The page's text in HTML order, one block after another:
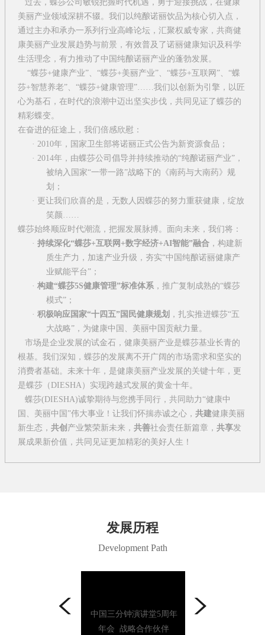
过去，蝶莎公司敏锐把握时代机遇，勇于迎接挑战，在健康
美丽产业领域深耕不辍。我们以纯酿诺丽饮品为核心切入点，
通过主办和承办一系列行业高峰论坛，汇聚权威专家，共商健
康美丽产业发展趋势与前景，有效普及了诺丽健康知识及科学
生活理念，有力推动了中国纯酿诺丽产业的蓬勃发展。
“蝶莎+健康产业”、 “蝶莎+美丽产业”、 “蝶莎+ 互联网 ”、 “蝶
莎+智慧养老”、 “蝶莎+健康管理”……我们以创新为引擎，以匠
心为基石，在时代的浪潮中迈出坚实步伐，共同见证了蝶莎的
精彩蝶变。
在奋进的征途上，我们倍感欣慰：
· 2010年，国家卫生部将诺丽正式公告为新资源食品；
· 2014年，由蝶莎公司倡导并持续推动的“纯酿诺丽产业” ，
被纳入国家“一带一路”战略下的《南药与大南药》规
划；
· 更让我们欣喜的是，无数人因蝶莎的努力重获健康，绽放
笑颜……
蝶莎始终顺应时代潮流，把握发展脉搏。面向未来，我们将：
·持续深化“蝶莎+互联网 +数字经济+AI智能”融合 ，构建新
质生产力，加速产业升级，夯实“中国纯酿诺丽健康产
业赋能平台” ；
·构建“蝶莎5S健康管理”标准体系 ，推广复制成熟的“蝶莎
模式” ；
·积极响应国家“十四五” 国民健康规划 ，扎实推进蝶莎“五
大战略” ，为健康中国、美丽中国贡献力量。
市场是企业发展的试金石，健康美丽产业是蝶莎基业长青的
根基。我们深知，蝶莎的发展离不开广阔的市场需求和坚实的
消费者基础。未来十年，是健康美丽产业发展的关键十年，更
是蝶莎（ DIESHA）实现跨越式发展的黄金十年。
蝶莎(DIESHA)诚挚期待与您携手同行，共同助力 “健康中
国、美丽中国 ”伟大事业！让我们怀揣赤诚之心，共建健康美丽
新生态，共创 产业繁荣新未来，共善社会责任新篇章，共享发
展成果新价值，共同见证更加精彩的美好人生！
发展历程
Development Path
中国三分钟演讲堂5周年
年会 战略合作伙伴